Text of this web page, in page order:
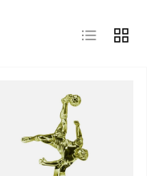
Lista Grila